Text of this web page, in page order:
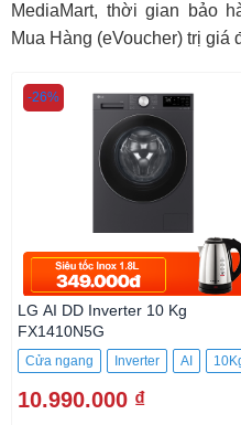
MediaMart, thời gian bảo
Mua Hàng (eVoucher) trị giá
LG AI DD Inverter 10 Kg
FX1410N5G
Cửa ngang Inverter AI
10.990.000 ₫
-26%